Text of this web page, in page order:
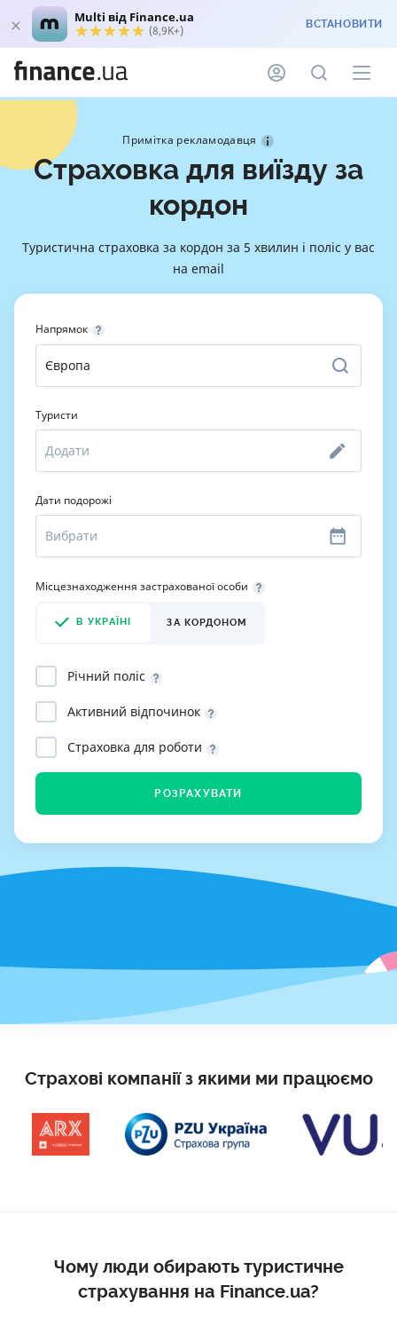
Multi від Finance.ua
(8,9K+) ВСТАНОВИТИ
Примітка рекламодавця
Страховка для виїзду за
кордон
Туристична страховка за кордон за 5 хвилин і поліс у вас
на email
Напрямок
Туристи
Дати подорожі
Місцезнаходження застрахованої особи
В УКРАЇНІ ЗА КОРДОНОМ
Річний поліс
Активний відпочинок
Страховка для роботи
РОЗРАХУВАТИ
Страхові компанії з якими ми працюємо
Чому люди обирають туристичне
страхування на Finance.ua?